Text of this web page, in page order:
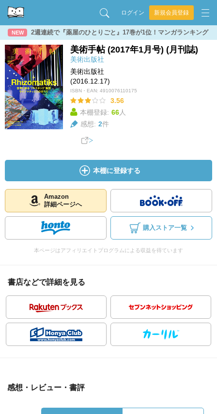
ログイン 新規会員登録
NEW 2週連続で『薬屋のひとりごと』17巻が1位！マンガランキング
美術手帖 (2017年1月号) (月刊誌)
美術出版社
美術出版社
(2016.12.17)
ISBN・EAN: 4910076110175
3.56
本棚登録: 66人
感想: 2件
本棚に登録する
Amazon
詳細ページへ
購入ストア一覧
本ページはアフィリエイトプログラムによる収益を得ています
書店などで詳細を見る
感想・レビュー・書評